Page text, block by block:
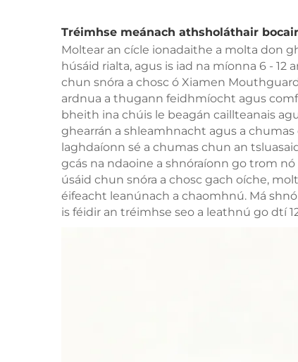
Tréimhse meánach athsholáthair
Moltear an cícle ionadaithe a molta don
húsáid rialta, agus is iad na míonna 6 - 12
chun snóra a chosc ó Xiamen
ardnua a thugann feidhmíocht agus
bheith ina chúis le beagán caillteanais
ghearrán a shleamhnacht agus a
laghdaíonn sé a chumas chun an
gcás na ndaoine a shnóraíonn go trom
úsáid chun snóra a chosc gach oíche,
éifeacht leanúnach a chaomhnú. Má
is féidir an tréimhse seo a leathnú go dtí